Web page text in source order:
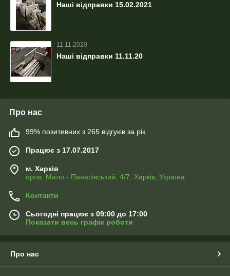
Наші відправки 15.02.2021
11.11.2020
Наші відправки 11.11.20
Про нас
99% позитивних з 265 відгуків за рік
Працює з 17.07.2017
м. Харків
пров. Мало - Панасівський, 4/7, Харків, Україна
Контакти
Сьогодні працює з 09:00 до 17:00
Показати весь графік роботи
Про нас